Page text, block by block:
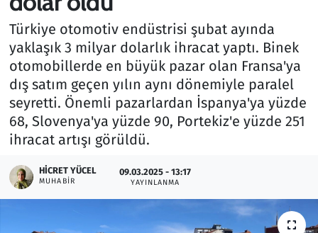
Türkiye otomotiv endüstrisi şubat ayında
yaklaşık 3 milyar dolarlık ihracat yaptı. Binek
otomobillerde en büyük pazar olan Fransa'ya
dış satım geçen yılın aynı dönemiyle paralel
seyretti. Önemli pazarlardan İspanya'ya yüzde
68, Slovenya'ya yüzde 90, Portekiz'e yüzde 251
ihracat artışı görüldü.
HICRET YÜCEL
MUHABIR
09.03.2025 - 13:17
YAYINLANMA
Kurumsal Haberler
Lezzet Durağı
Memur ve Kamu
Otomobil
Oyun
Ramazan